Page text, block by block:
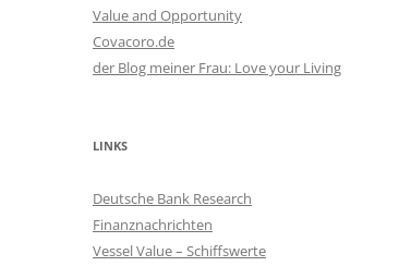
Value and Opportunity
Covacoro.de
der Blog meiner Frau: Love your Living
LINKS
Deutsche Bank Research
Finanznachrichten
Vessel Value – Schiffswerte